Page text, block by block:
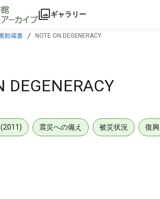
ギャラリー
館蔵書 NOTE ON DEGENERACY
DEGENERACY
震災への備え 被災状況 復興